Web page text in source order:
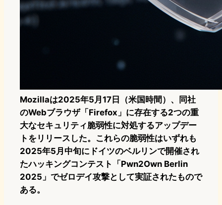
Mozillaは2025年5月17日（米国時間）、同社
のWebブラウザ「Firefox」に存在する2つの重
大なセキュリティ脆弱性に対処するアップデー
トをリリースした。これらの脆弱性はいずれも
2025年5月中旬にドイツのベルリンで開催され
たハッキングコンテスト「Pwn2Own Berlin
2025」でゼロデイ攻撃として実証されたもので
ある。